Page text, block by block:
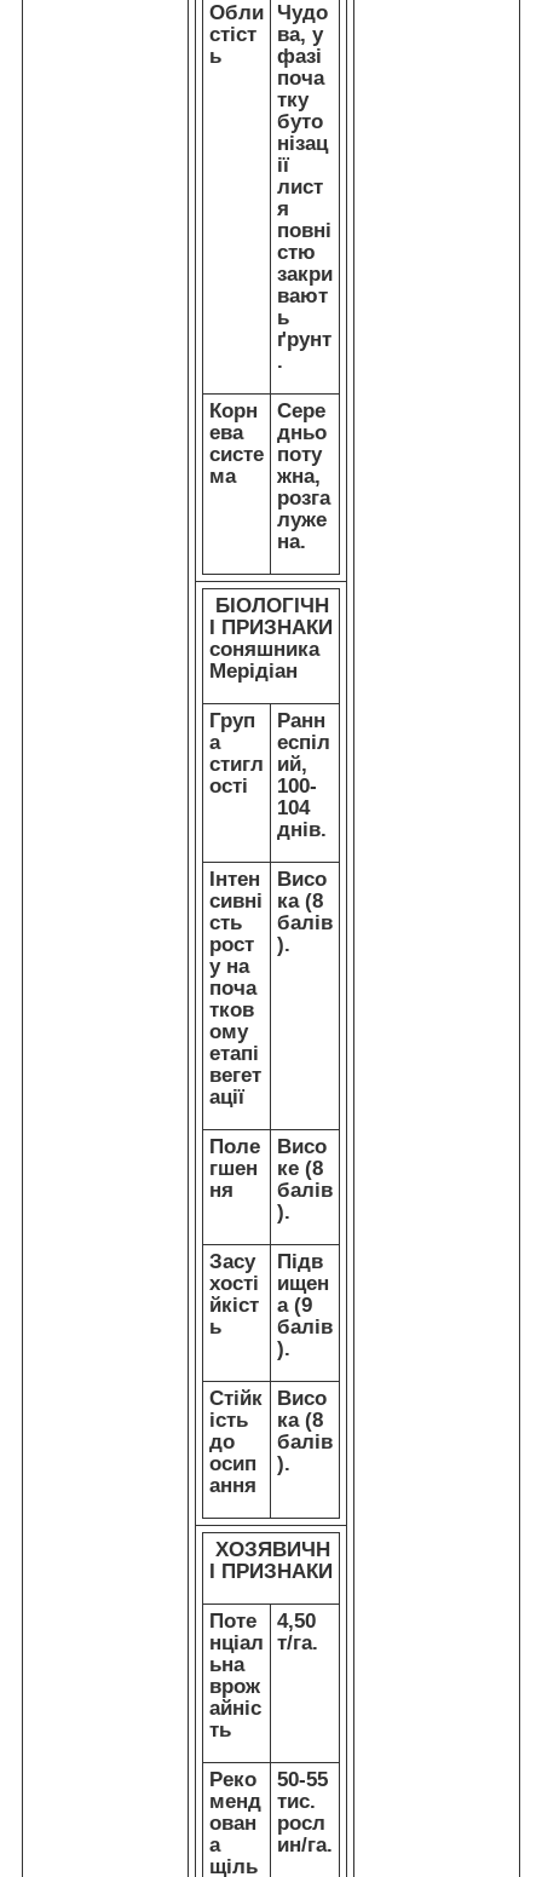
Обли
стіст
ь
Чудо
ва, у
фазі
поча
тку
буто
нізац
ії
лист
я
повні
стю
закри
вают
ь
ґрунт
.
Корн
ева
систе
ма
Сере
дньо
поту
жна,
розга
луже
на.
БІОЛОГІЧН
І ПРИЗНАКИ
соняшника
Мерідіан
Груп
а
стигл
ості
Ранн
еспіл
ий,
100-
104
днів.
Інтен
сивні
сть
рост
у на
поча
тков
ому
етапі
вегет
ації
Висо
ка (8
балів
).
Поле
гшен
ня
Висо
ке (8
балів
).
Засу
хості
йкіст
ь
Підв
ищен
а (9
балів
).
Стійк
ість
до
осип
ання
Висо
ка (8
балів
).
ХОЗЯВИЧН
І ПРИЗНАКИ
Поте
нціал
ьна
врож
айніс
ть
4,50
т/га.
Реко
менд
ован
а
щіль
50-55
тис.
росл
ин/га.